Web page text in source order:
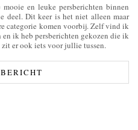
en leuke persberichten binnen
deel. Dit keer is het niet alleen maar
categorie komen voorbij. Zelf vind ik
ik heb persberichten gekozen die ik
er ook iets voor jullie tussen.